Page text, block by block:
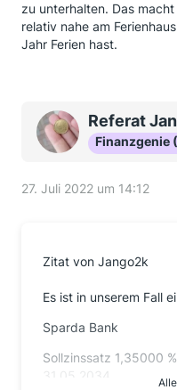
zu unterhalten. Das
relativ nahe am
Jahr Ferien hast.
Referat
27. Juli 2022 um 14:12
Zitat von Jango2k
Es ist in unserem Fall
Sparda Bank
Sollzinssatz 1,35000